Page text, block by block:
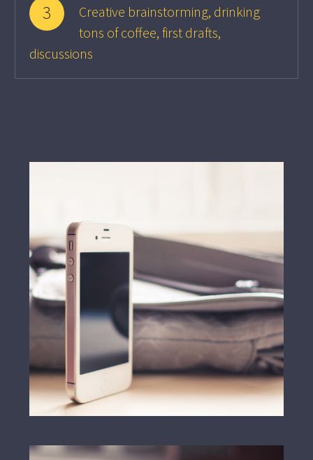
3
Creative brainstorming, drinking
tons of coffee, first drafts,
discussions